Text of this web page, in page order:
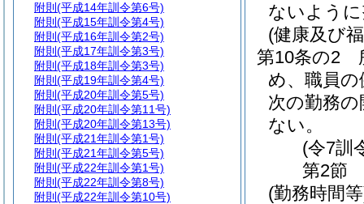
ないよう
(健康及び
第10条の2
め、職員
次の勤務
ない。
(令7訓
第2節
(勤務時間
附則 (平成14年訓令第6号)
附則 (平成15年訓令第4号)
附則 (平成16年訓令第2号)
附則 (平成17年訓令第3号)
附則 (平成18年訓令第3号)
附則 (平成19年訓令第4号)
附則 (平成20年訓令第5号)
附則 (平成20年訓令第11号)
附則 (平成20年訓令第13号)
附則 (平成21年訓令第1号)
附則 (平成21年訓令第5号)
附則 (平成22年訓令第1号)
附則 (平成22年訓令第8号)
附則 (平成22年訓令第10号)